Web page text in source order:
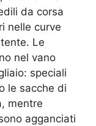
da corsa
nelle curve
Le
nel vano
speciali
le sacche di
mentre
agganciati